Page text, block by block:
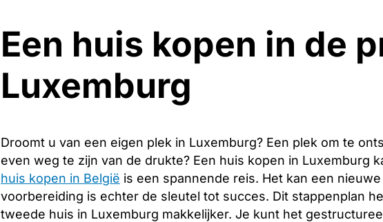
Een huis kopen in de
Luxemburg
Droomt u van een eigen plek in Luxemburg? Een plek om te
even weg te zijn van de drukte? Een huis kopen in Luxemburg
huis kopen in België is een spannende reis. Het kan een
voorbereiding is echter de sleutel tot succes. Dit stappenplan
tweede huis in Luxemburg makkelijker. Je kunt het